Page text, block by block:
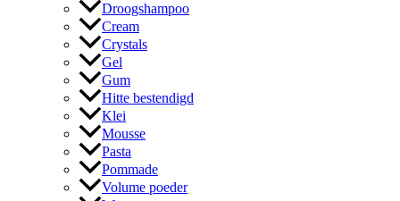
Droogshampoo
Cream
Crystals
Gel
Gum
Hitte bestendigd
Klei
Mousse
Pasta
Pommade
Volume poeder